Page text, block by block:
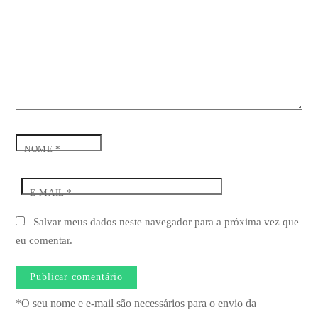
NOME*
E-MAIL*
Salvar meus dados neste navegador para a próxima vez que
eu comentar.
*O seu nome e e-mail são necessários para o envio da